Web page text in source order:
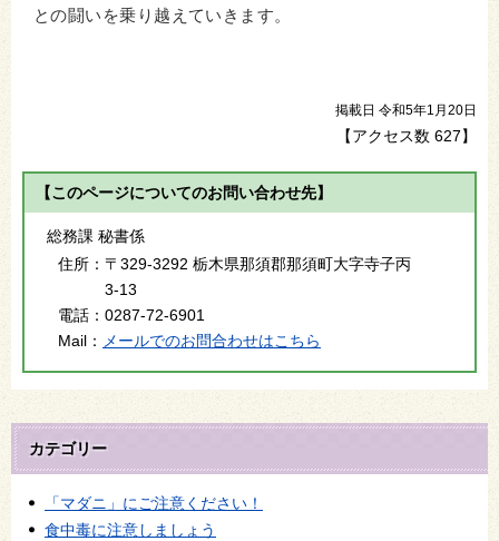
との闘いを乗り越えていきます。
掲載日 令和5年1月20日
【アクセス数 627】
【このページについてのお問い合わせ先】
総務課 秘書係
住所： 〒329-3292 栃木県那須郡那須町大字寺子丙
3-13
電話： 0287-72-6901
Mail：
メールでのお問合わせはこちら
カテゴリー
「マダニ」にご注意ください！
食中毒に注意しましょう